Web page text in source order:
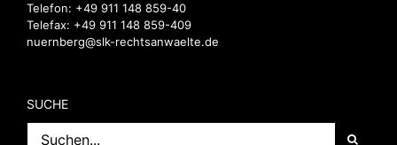
Telefon: +49 911 148 859-40
Telefax: +49 911 148 859-409
nuernberg@slk-rechtsanwaelte.de
SUCHE